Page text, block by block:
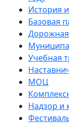
История
Базовая
Дорожная
Учебная
МОЦ
Надзор и